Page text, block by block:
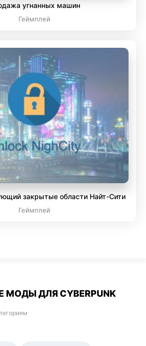
угнанных машин
Геймплей
закрытые области Найт-Сити
Геймплей
МОДЫ ДЛЯ CYBERPUNK